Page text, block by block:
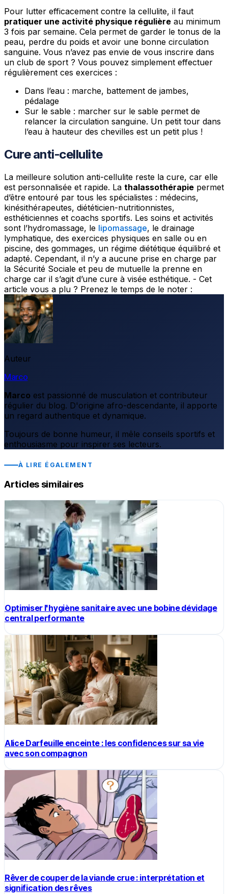
Pour lutter efficacement contre la cellulite, il faut
pratiquer une activité physique régulière au minimum
3 fois par semaine. Cela permet de garder le tonus de la
peau, perdre du poids et avoir une bonne circulation
sanguine. Vous n’avez pas envie de vous inscrire dans
un club de sport ? Vous pouvez simplement effectuer
régulièrement ces exercices :
Dans l’eau : marche, battement de jambes,
pédalage
Sur le sable : marcher sur le sable permet de
relancer la circulation sanguine. Un petit tour dans
l’eau à hauteur des chevilles est un petit plus !
Cure anti-cellulite
La meilleure solution anti-cellulite reste la cure, car elle
est personnalisée et rapide. La thalassothérapie permet
d’être entouré par tous les spécialistes : médecins,
kinésithérapeutes, diététicien-nutritionnistes,
esthéticiennes et coachs sportifs. Les soins et activités
sont l’hydromassage, le lipomassage, le drainage
lymphatique, des exercices physiques en salle ou en
piscine, des gommages, un régime diététique équilibré et
adapté. Cependant, il n’y a aucune prise en charge par
la Sécurité Sociale et peu de mutuelle la prenne en
charge car il s’agit d’une cure à visée esthétique. - Cet
article vous a plu ? Prenez le temps de le noter :
Auteur
Marco
Marco est passionné de musculation et contributeur
régulier du blog. D'origine afro-descendante, il apporte
un regard authentique et dynamique.
Toujours de bonne humeur, il mêle conseils sportifs et
enthousiasme pour inspirer ses lecteurs.
À LIRE ÉGALEMENT
Articles similaires
Optimiser l'hygiène sanitaire avec une bobine dévidage
central performante
Alice Darfeuille enceinte : les confidences sur sa vie
avec son compagnon
Rêver de couper de la viande crue : interprétation et
signification des rêves